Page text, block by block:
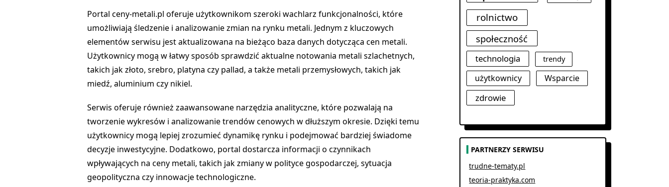
Portal ceny-metali.pl oferuje użytkownikom szeroki wachlarz funkcjonalności, które
umożliwiają śledzenie i analizowanie zmian na rynku metali. Jednym z kluczowych
elementów serwisu jest aktualizowana na bieżąco baza danych dotycząca cen metali.
Użytkownicy mogą w łatwy sposób sprawdzić aktualne notowania metali szlachetnych,
takich jak złoto, srebro, platyna czy pallad, a także metali przemysłowych, takich jak
miedź, aluminium czy nikiel.
Serwis oferuje również zaawansowane narzędzia analityczne, które pozwalają na
tworzenie wykresów i analizowanie trendów cenowych w dłuższym okresie. Dzięki temu
użytkownicy mogą lepiej zrozumieć dynamikę rynku i podejmować bardziej świadome
decyzje inwestycyjne. Dodatkowo, portal dostarcza informacji o czynnikach
wpływających na ceny metali, takich jak zmiany w polityce gospodarczej, sytuacja
geopolityczna czy innowacje technologiczne.
rolnictwo
społeczność
technologia trendy
użytkownicy Wsparcie
zdrowie
PARTNERZY SERWISU
trudne-tematy.pl
teoria-praktyka.com